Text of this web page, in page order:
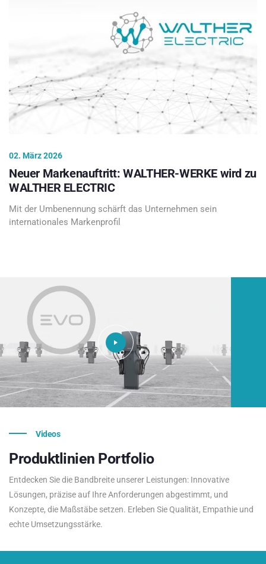
02. März 2026
Neuer Markenauftritt: WALTHER-WERKE wird zu
WALTHER ELECTRIC
Mit der Umbenennung schärft das Unternehmen sein
internationales Markenprofil
Videos
Produktlinien Portfolio
Entdecken Sie die Bandbreite unserer Leistungen: Innovative
Lösungen, präzise auf Ihre Anforderungen abgestimmt, und
Konzepte, die Maßstäbe setzen. Erleben Sie Qualität, Empathie und
echte Umsetzungsstärke.